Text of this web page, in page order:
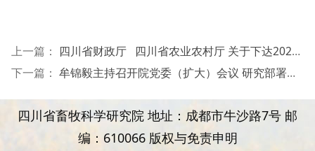
上一篇： 四川省财政厅 四川省农业农村厅 关于下达2025年省级财政农业高质量发展共同财政事权转移支付资金的通知
下一篇： 牟锦毅主持召开院党委（扩大）会议 研究部署巡视反馈问题整改工作
四川省畜牧科学研究院 地址：成都市牛沙路7号 邮
编：610066 版权与免责申明